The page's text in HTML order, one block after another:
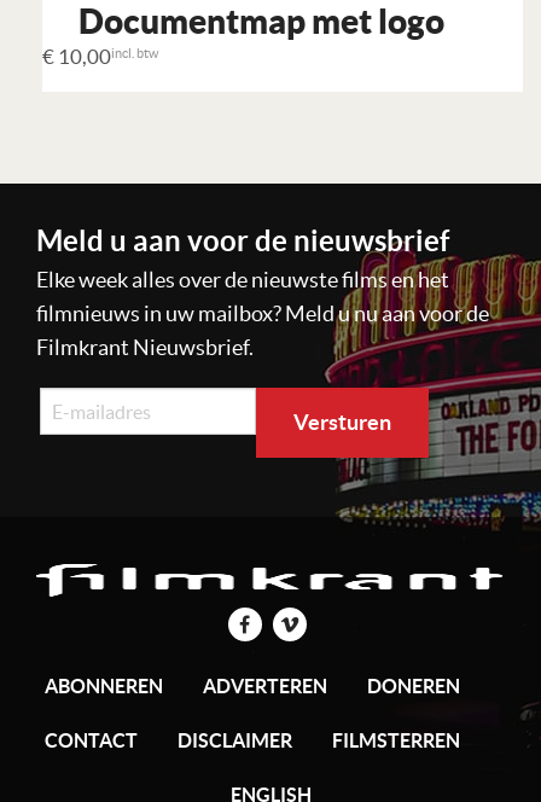
Documentmap met logo
€ 10,00incl. btw
Meld u aan voor de nieuwsbrief
Elke week alles over de nieuwste films en het
filmnieuws in uw mailbox? Meld u nu aan voor de
Filmkrant Nieuwsbrief.
ABONNEREN ADVERTEREN DONEREN
CONTACT DISCLAIMER FILMSTERREN
ENGLISH